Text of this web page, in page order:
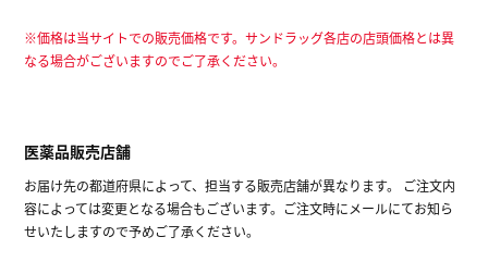
※価格は当サイトでの販売価格です。サンドラッグ各店の店頭価格とは異
なる場合がございますのでご了承ください。
医薬品販売店舗
お届け先の都道府県によって、担当する販売店舗が異なります。 ご注文内
容によっては変更となる場合もございます。ご注文時にメールにてお知ら
せいたしますので予めご了承ください。